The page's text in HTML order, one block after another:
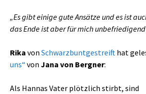
„Es gibt einige gute Ansätze und es ist
das Ende ist aber für mich
Rika von Schwarzbuntgestreift hat
uns“ von Jana von Bergner:
Als Hannas Vater plötzlich stirbt, sind